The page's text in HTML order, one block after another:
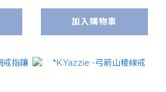
加入購物車